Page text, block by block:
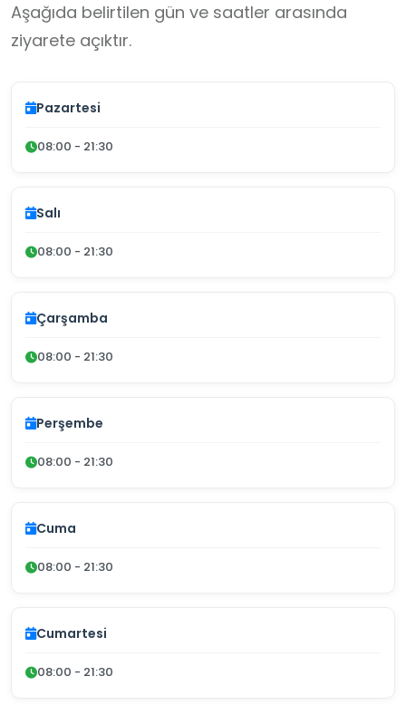
Aşağıda belirtilen gün ve saatler arasında
ziyarete açıktır.
Pazartesi
08:00 - 21:30
Salı
08:00 - 21:30
Çarşamba
08:00 - 21:30
Perşembe
08:00 - 21:30
Cuma
08:00 - 21:30
Cumartesi
08:00 - 21:30